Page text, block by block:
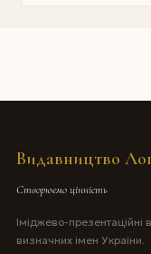
Видавництво
Створюємо цінність
Іміджево-презентаційні
визначних імен України.